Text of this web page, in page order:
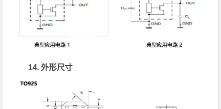
14. 外形尺寸